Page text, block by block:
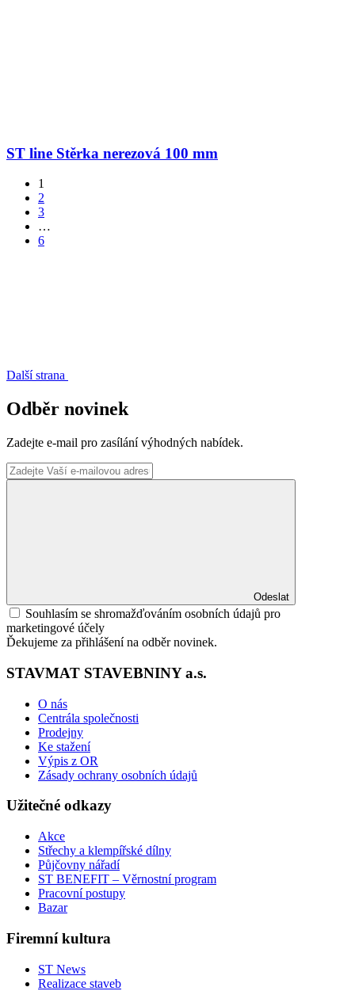
ST line Stěrka nerezová 100 mm
1
2
3
…
6
Další strana
Odběr novinek
Zadejte e-mail pro zasílání výhodných nabídek.
Odeslat
Souhlasím se shromažďováním osobních údajů pro
marketingové účely
Ďekujeme za přihlášení na odběr novinek.
STAVMAT STAVEBNINY a.s.
O nás
Centrála společnosti
Prodejny
Ke stažení
Výpis z OR
Zásady ochrany osobních údajů
Užitečné odkazy
Akce
Střechy a klempířské dílny
Půjčovny nářadí
ST BENEFIT – Věrnostní program
Pracovní postupy
Bazar
Firemní kultura
ST News
Realizace staveb